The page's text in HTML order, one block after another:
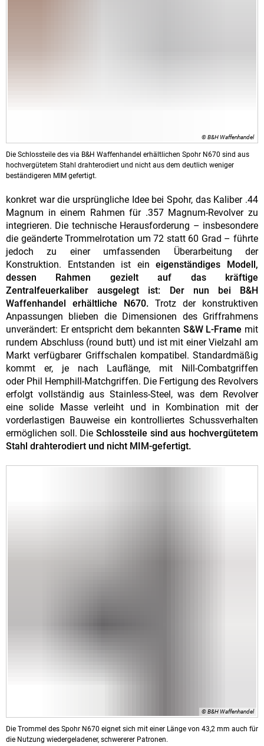
© B&H Waffenhandel
Die Schlossteile des via B&H Waffenhandel erhältlichen Spohr N670 sind aus
hochvergütetem Stahl drahterodiert und nicht aus dem deutlich weniger
beständigeren MIM gefertigt.
konkret war die ursprüngliche Idee bei Spohr, das Kaliber .44
Magnum in einem Rahmen für .357 Magnum-Revolver zu
integrieren. Die technische Herausforderung – insbesondere
die geänderte Trommelrotation um 72 statt 60 Grad – führte
jedoch zu einer umfassenden Überarbeitung der
Konstruktion. Entstanden ist eineigenständiges Modell,
dessen Rahmen gezielt auf das kräftige
Zentralfeuerkaliber ausgelegt ist: Der nun bei B&H
Waffenhandel erhältliche N670. Trotz der konstruktiven
Anpassungen blieben die Dimensionen des Griffrahmens
unverändert: Er entspricht dem bekannten S&W L-Frame mit
rundem Abschluss (round butt) und ist mit einer Vielzahl am
Markt verfügbarer Griffschalen kompatibel. Standardmäßig
kommt er, je nach Lauflänge, mit Nill-Combatgriffen
oder Phil Hemphill-Matchgriffen. Die Fertigung des Revolvers
erfolgt vollständig aus Stainless-Steel, was dem Revolver
eine solide Masse verleiht und in Kombination mit der
vorderlastigen Bauweise ein kontrolliertes Schussverhalten
ermöglichen soll. Die Schlossteile sind aus hochvergütetem
Stahl drahterodiert und nicht MIM-gefertigt.
© B&H Waffenhandel
Die Trommel des Spohr N670 eignet sich mit einer Länge von 43,2 mm auch für
die Nutzung wiedergeladener, schwererer Patronen.